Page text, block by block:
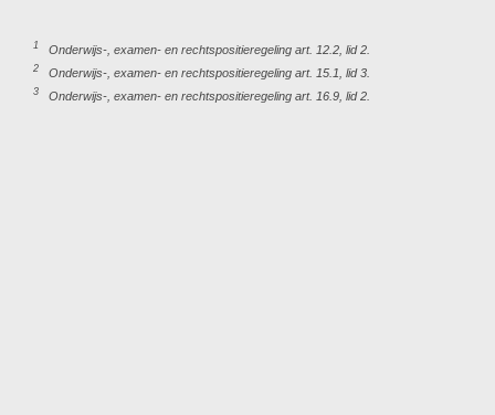
1 Onderwijs-, examen- en rechtspositieregeling art. 12.2, lid 2.
2 Onderwijs-, examen- en rechtspositieregeling art. 15.1, lid 3.
3 Onderwijs-, examen- en rechtspositieregeling art. 16.9, lid 2.